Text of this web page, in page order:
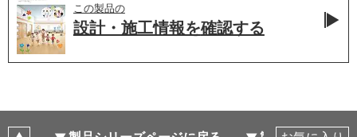
この製品の
設計・施工情報を確認する